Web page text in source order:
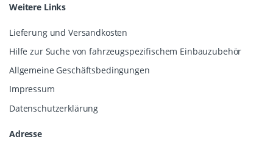
Weitere Links
Lieferung und Versandkosten
Hilfe zur Suche von fahrzeugspezifischem Einbauzubehör
Allgemeine Geschäftsbedingungen
Impressum
Datenschutzerklärung
Adresse